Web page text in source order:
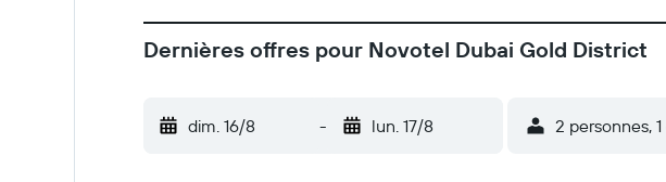
Dernières offres pour Novotel Dubai Gold District
dim. 16/8 - lun. 17/8 2 personnes,